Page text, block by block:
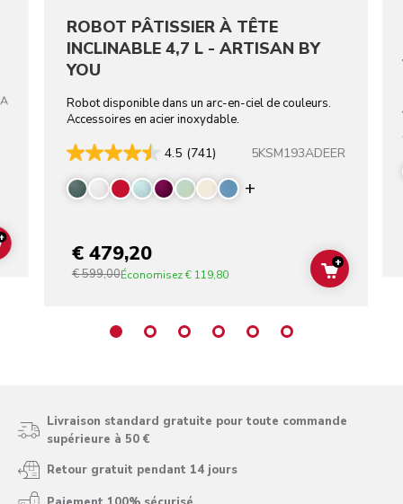
ADD TO CART
ROBOT PÂTISSIER À TÊTE
INCLINABLE 4,7 L - ARTISAN BY
YOU
Robot disponible dans un arc-en-ciel de couleurs.
Accessoires en acier inoxydable.
4.5 (741) 5KSM193ADEER
Display more
€ 479,20
€ 599,00Économisez€ 119,80 ADD TO
+
Livraison standard gratuite pour toute commande
supérieure à 50 €
Retour gratuit pendant 14 jours